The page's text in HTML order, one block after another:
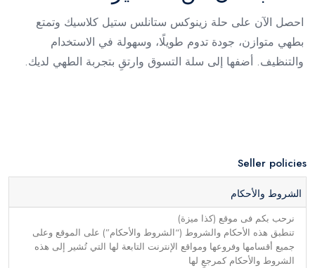
احصل الآن على حلة زينوكس ستانلس ستيل كلاسيك وتمتع
بطهي متوازن، جودة تدوم طويلًا، وسهولة في الاستخدام
والتنظيف. أضفها إلى سلة التسوق وارتقِ بتجربة الطهي لديك.
Seller policies
الشروط والأحكام
نرحب بكم فى موقع (كذا ميزة)
تنطبق هذه الأحكام والشروط (“الشروط والأحكام”) على الموقع وعلى
جميع أقسامها وفروعها ومواقع الإنترنت التابعة لها التي تُشير إلى هذه
الشروط والأحكام كمرجعٍ لها